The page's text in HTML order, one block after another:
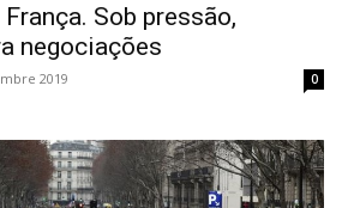
Sob pressão,
negociações
2019 0